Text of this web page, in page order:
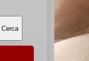
Cerca